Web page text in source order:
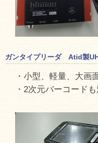
ガンタイプリーダ Atid製
・小型、軽量、大画
・2次元バーコード